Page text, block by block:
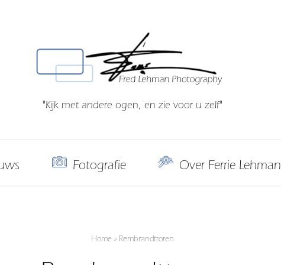
"Kijk met andere ogen, en zie voor u zelf"
Fotografie Over Ferrie Lehman
Home » Rembrandttoren